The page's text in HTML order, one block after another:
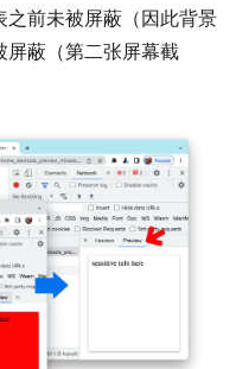
前未被屏蔽（因此背景
屏蔽（第二张屏幕截